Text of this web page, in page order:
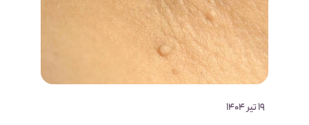
19 تیر 1404